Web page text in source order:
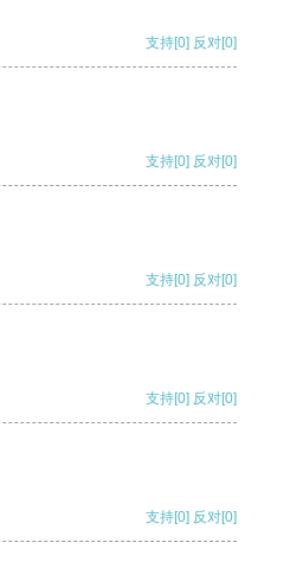
支持[0] 反对[0]
支持[0] 反对[0]
支持[0] 反对[0]
支持[0] 反对[0]
支持[0] 反对[0]